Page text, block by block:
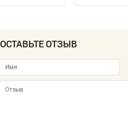
ОСТАВЬТЕ ОТЗЫВ